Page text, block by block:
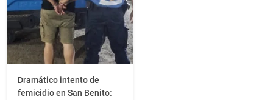
Dramático intento de
femicidio en San Benito: